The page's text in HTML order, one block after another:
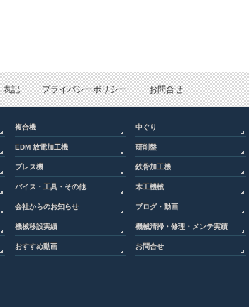
表記 プライバシーポリシー お問合せ
複合機 中ぐり
EDM 放電加工機 研削盤
プレス機 鉄骨加工機
バイス・工具・その他 木工機械
会社からのお知らせ ブログ・動画
機械移設実績 機械清掃・修理・メンテ実績
おすすめ動画 お問合せ